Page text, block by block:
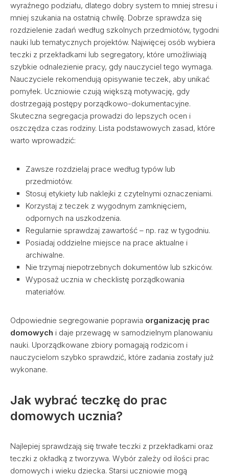
wyraźnego podziału, dlatego dobry system to mniej stresu i
mniej szukania na ostatnią chwilę. Dobrze sprawdza się
rozdzielenie zadań według szkolnych przedmiotów, tygodni
nauki lub tematycznych projektów. Najwięcej osób wybiera
teczki z przekładkami lub segregatory, które umożliwiają
szybkie odnalezienie pracy, gdy nauczyciel tego wymaga.
Nauczyciele rekomendują opisywanie teczek, aby unikać
pomyłek. Uczniowie czują większą motywację, gdy
dostrzegają postępy porządkowo-dokumentacyjne.
Skuteczna segregacja prowadzi do lepszych ocen i
oszczędza czas rodziny. Lista podstawowych zasad, które
warto wprowadzić:
Zawsze rozdzielaj prace według typów lub
przedmiotów.
Stosuj etykiety lub naklejki z czytelnymi oznaczeniami.
Korzystaj z teczek z wygodnym zamknięciem,
odpornych na uszkodzenia.
Regularnie sprawdzaj zawartość – np. raz w tygodniu.
Posiadaj oddzielne miejsce na prace aktualne i
archiwalne.
Nie trzymaj niepotrzebnych dokumentów lub szkiców.
Wyposaż ucznia w checklistę porządkowania
materiałów.
Odpowiednie segregowanie poprawia organizację prac
domowych i daje przewagę w samodzielnym planowaniu
nauki. Uporządkowane zbiory pomagają rodzicom i
nauczycielom szybko sprawdzić, które zadania zostały już
wykonane.
Jak wybrać teczkę do prac
domowych ucznia?
Najlepiej sprawdzają się trwałe teczki z przekładkami oraz
teczki z okładką z tworzywa. Wybór zależy od ilości prac
domowych i wieku dziecka. Starsi uczniowie mogą